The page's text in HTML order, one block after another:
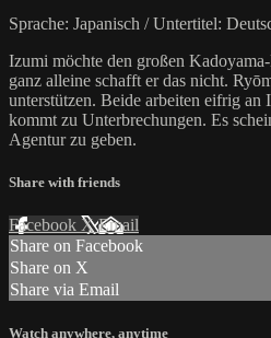
Sprache: Japanisch / Untertitel:
Izumi möchte den großen
ganz alleine schafft er das nicht.
unterstützen. Beide arbeiten eifrig an
kommt zu Unterbrechungen. Es
Agentur zu geben.
Share with friends
Facebook XEmail
Share on Facebook
Share on X
Share via Email
Watch anywhere, anytime